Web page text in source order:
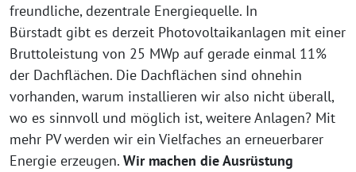
freundliche, dezentrale Energiequelle. In
Bürstadt gibt es derzeit Photovoltaikanlagen mit einer
Bruttoleistung von 25 MWp auf gerade einmal 11%
der Dachflächen. Die Dachflächen sind ohnehin
vorhanden, warum installieren wir also nicht überall,
wo es sinnvoll und möglich ist, weitere Anlagen? Mit
mehr PV werden wir ein Vielfaches an erneuerbarer
Energie erzeugen. Wir machen die Ausrüstung